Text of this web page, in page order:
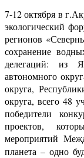
7-12 октября в
экологический
регионов
сохранение
делегаций: из
автономного
округа,
округа, всего 48
победители
проектов,
мероприятий
планета – одно